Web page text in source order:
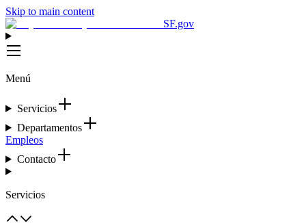
Skip to main content
SF.gov
Menú
Servicios
Departamentos
Empleos
Contacto
Servicios